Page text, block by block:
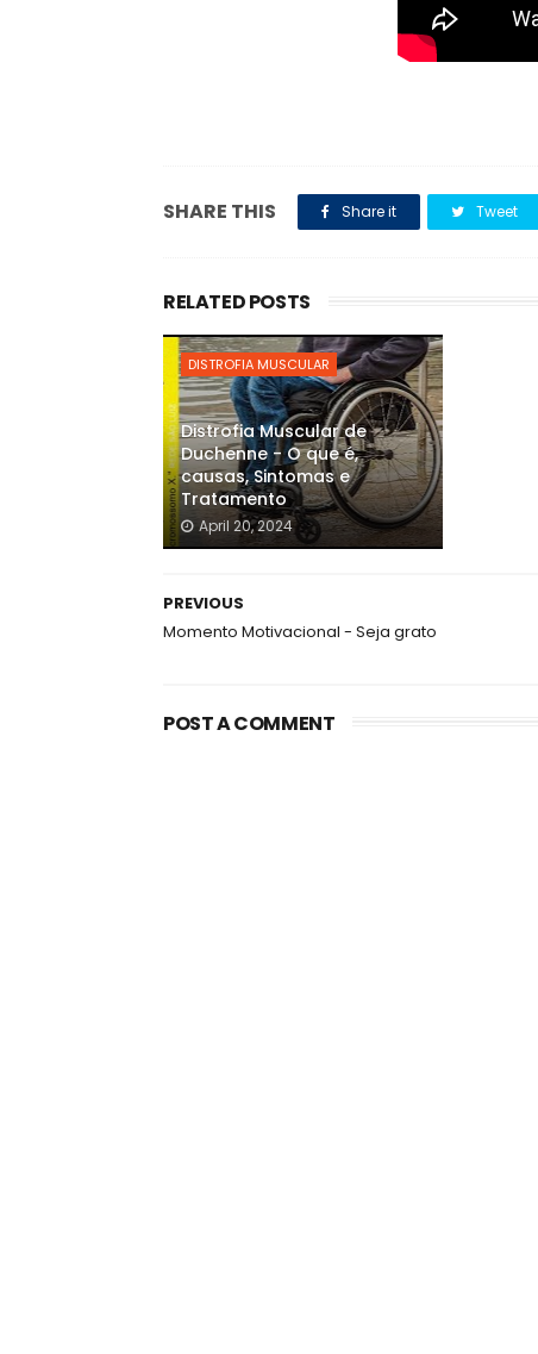
SHARE THIS Share it Tweet
RELATED POSTS
DISTROFIA MUSCULAR
Distrofia Muscular de
Duchenne - O que é,
causas, Sintomas e
Tratamento
April 20, 2024
PREVIOUS
Momento Motivacional - Seja grato
POST A COMMENT